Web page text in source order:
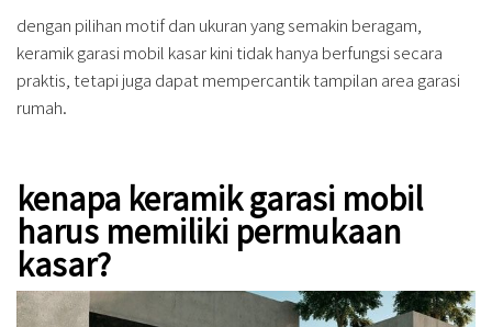
dengan pilihan motif dan ukuran yang semakin beragam,
keramik garasi mobil kasar kini tidak hanya berfungsi secara
praktis, tetapi juga dapat mempercantik tampilan area garasi
rumah.
kenapa keramik garasi mobil
harus memiliki permukaan
kasar?